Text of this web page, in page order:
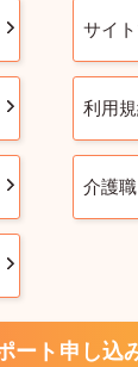
サイ
利用
介護
ート申し込